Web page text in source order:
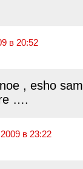
в 20:52
, esho
….
в 23:22